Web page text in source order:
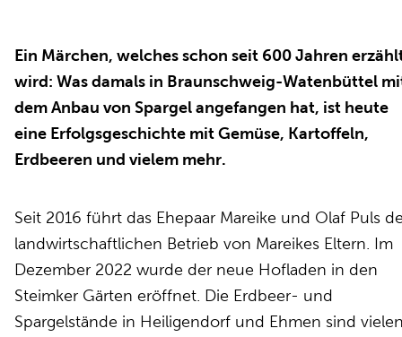
Ein Märchen, welches schon seit 600 Jahren
wird: Was damals in Braunschweig-Watenbüttel
dem Anbau von Spargel angefangen hat, ist heute
eine Erfolgsgeschichte mit Gemüse, Kartoffeln,
Erdbeeren und vielem mehr.
Seit 2016 führt das Ehepaar Mareike und Olaf Puls
landwirtschaftlichen Betrieb von Mareikes Eltern. Im
Dezember 2022 wurde der neue Hofladen in den
Steimker Gärten eröffnet. Die Erdbeer- und
Spargelstände in Heiligendorf und Ehmen sind